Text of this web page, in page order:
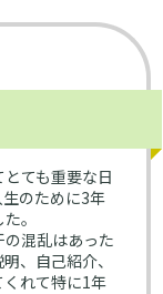
ても重要な日
のために3年
。
混乱はあった
、自己紹介、
れて特に1年